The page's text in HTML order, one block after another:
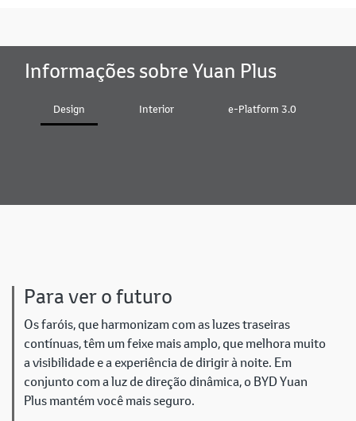
Informações sobre Yuan Plus
Design Interior e-Platform 3.0
Para ver o futuro
Os faróis, que harmonizam com as luzes traseiras
contínuas, têm um feixe mais amplo, que melhora muito
a visibilidade e a experiência de dirigir à noite. Em
conjunto com a luz de direção dinâmica, o BYD Yuan
Plus mantém você mais seguro.